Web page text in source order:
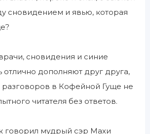
сновидением и явью, которая
сновидения и синие
отлично дополняют друг друга,
разговоров в Кофейной Гуще не
читателя без ответов.
говорил мудрый сэр Махи